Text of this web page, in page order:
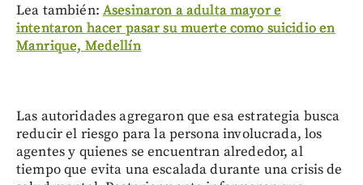
Lea también: Asesinaron a adulta mayor e
intentaron hacer pasar su muerte como suicidio en
Manrique, Medellín
Las autoridades agregaron que esa estrategia busca
reducir el riesgo para la persona involucrada, los
agentes y quienes se encuentran alrededor, al
tiempo que evita una escalada durante una crisis de